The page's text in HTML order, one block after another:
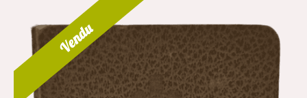
Vendu